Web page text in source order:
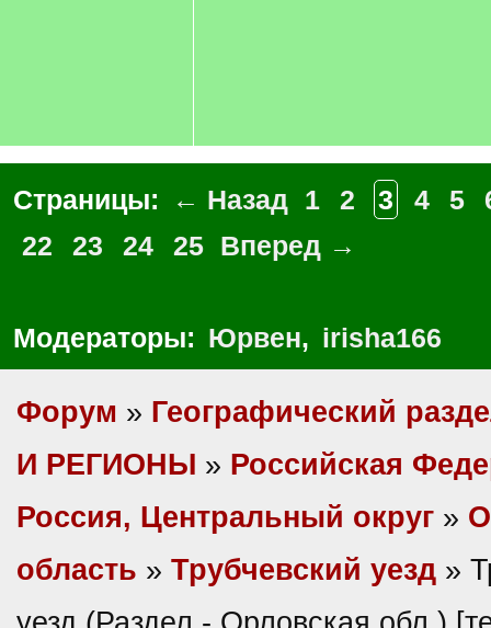
Страницы: ← Назад 1 2 3 4 5
22
23 24 25 Вперед →
Модераторы: Юрвен, irisha166
Форум » Географический
И РЕГИОНЫ » Российская
Россия, Центральный округ »
область » Трубчевский уезд »